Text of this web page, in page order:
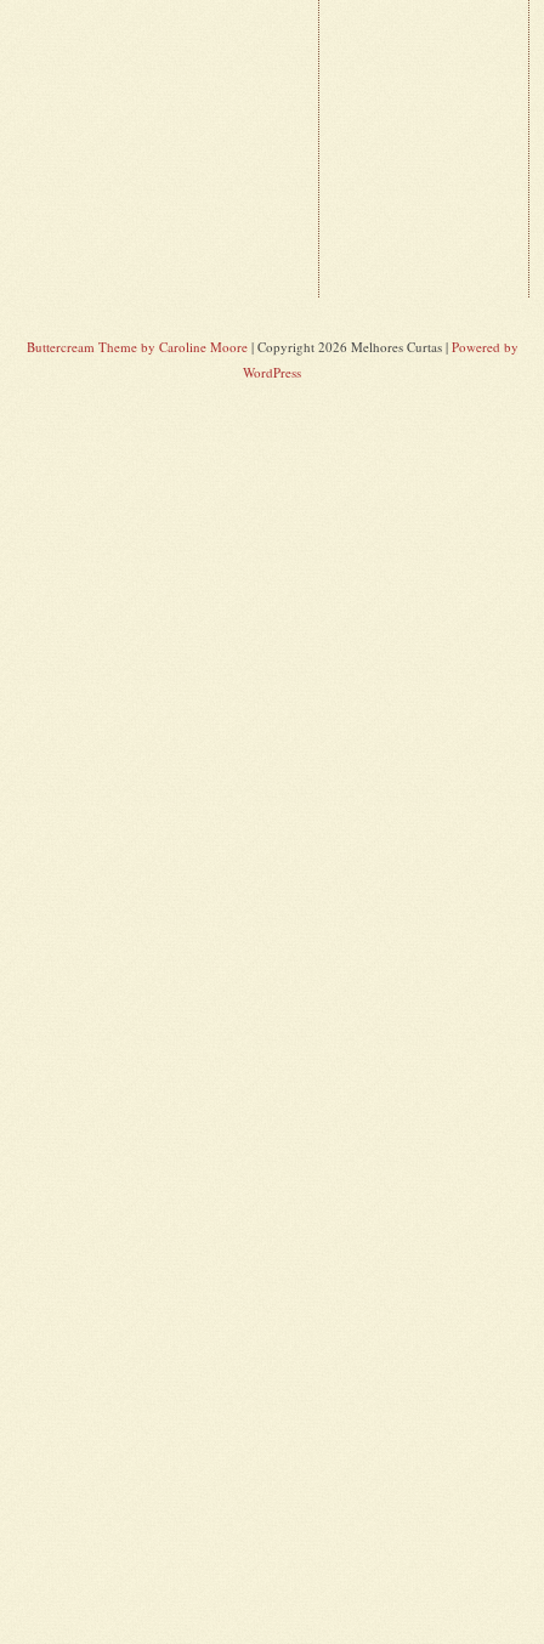
Buttercream Theme by Caroline Moore| Copyright 2026 Melhores Curtas | Powered by
WordPress